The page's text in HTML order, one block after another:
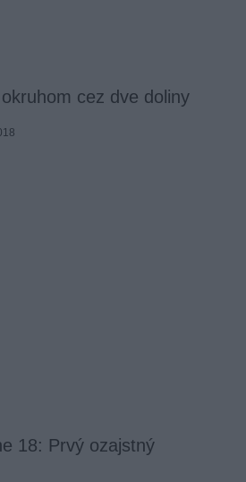
cez dve doliny
18: Prvý ozajstný